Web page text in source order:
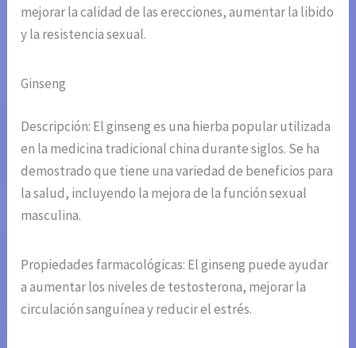
mejorar la calidad de las erecciones, aumentar la libido
y la resistencia sexual.
Ginseng
Descripción: El ginseng es una hierba popular utilizada
en la medicina tradicional china durante siglos. Se ha
demostrado que tiene una variedad de beneficios para
la salud, incluyendo la mejora de la función sexual
masculina.
Propiedades farmacológicas: El ginseng puede ayudar
a aumentar los niveles de testosterona, mejorar la
circulación sanguínea y reducir el estrés.